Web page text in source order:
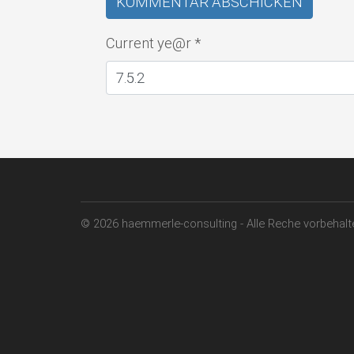
Current ye@r*
© 2026 haemmerle-consulting - Alle Reche